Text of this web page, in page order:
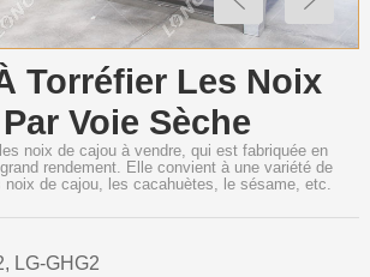
Torréfier Les Noix
Voie Sèche
noix de cajou à vendre, qui est fabriquée en
rendement. Elle convient à une variété de
de cajou, les cacahuètes, le sésame, etc.
LG-GHG2